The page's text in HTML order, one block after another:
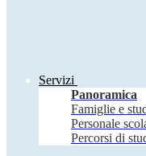
Servizi
Panoramica
Famiglie e
Personale
Percorsi di